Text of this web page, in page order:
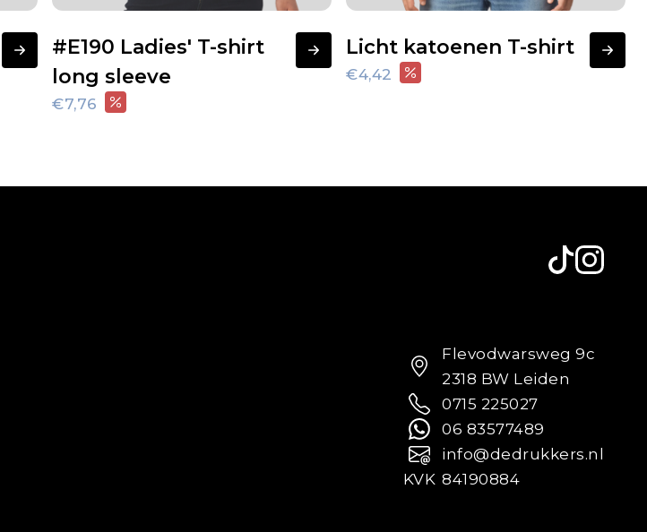
#E190 Ladies' T-shirt
long sleeve
€7,76
Licht katoenen T-shirt
€4,42
Flevodwarsweg 9c
2318 BW Leiden
0715 225027
06 83577489
info@dedrukkers.nl
KVK 84190884